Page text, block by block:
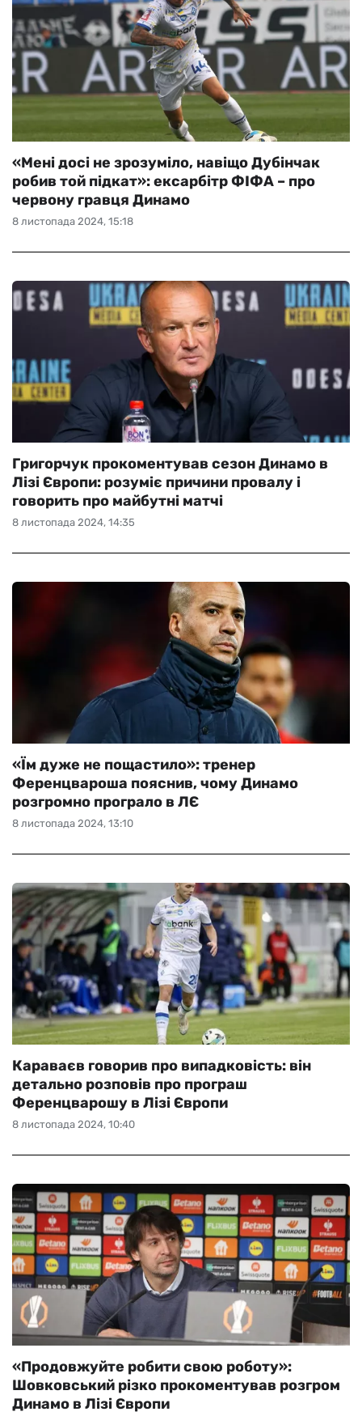
8 листопада 2024, 15:18
«Мені досі не зрозуміло, навіщо Дубінчак
робив той підкат»: ексарбітр ФІФА – про
червону гравця Динамо
8 листопада 2024, 14:35
Григорчук прокоментував сезон Динамо в
Лізі Європи: розуміє причини провалу і
говорить про майбутні матчі
8 листопада 2024, 13:10
«Їм дуже не пощастило»: тренер
Ференцвароша пояснив, чому Динамо
розгромно програло в ЛЄ
8 листопада 2024, 10:40
Караваєв говорив про випадковість: він
детально розповів про програш
Ференцварошу в Лізі Європи
«Продовжуйте робити свою роботу»:
Шовковський різко прокоментував розгром
Динамо в Лізі Європи